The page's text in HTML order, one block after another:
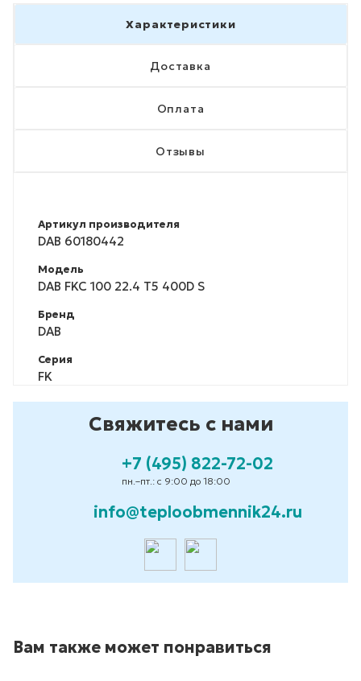
Характеристики
Доставка
Оплата
Отзывы
Артикул производителя
DAB 60180442
Модель
DAB FKC 100 22.4 T5 400D S
Бренд
DAB
Серия
FK
Свяжитесь с нами
+7 (495) 822-72-02
пн.–пт.: с 9:00 до 18:00
info@teploobmennik24.ru
Вам также может понравиться